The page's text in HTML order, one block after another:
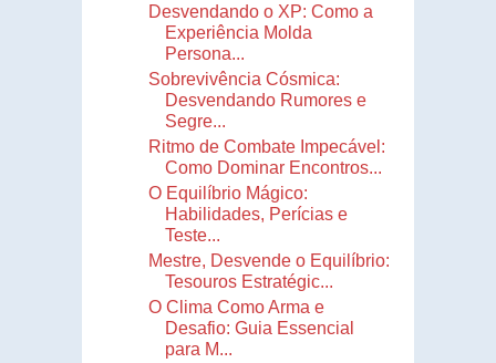
Desvendando o XP: Como a
Experiência Molda
Persona...
Sobrevivência Cósmica:
Desvendando Rumores e
Segre...
Ritmo de Combate Impecável:
Como Dominar Encontros...
O Equilíbrio Mágico:
Habilidades, Perícias e
Teste...
Mestre, Desvende o Equilíbrio:
Tesouros Estratégic...
O Clima Como Arma e
Desafio: Guia Essencial
para M...